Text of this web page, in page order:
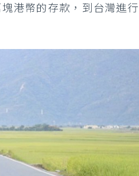
港幣的存款，到台灣進行